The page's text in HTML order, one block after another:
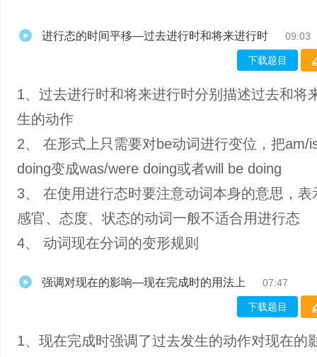
进行态的时间平移—过去进行时和将来进行时 09:03
下载题目
1、过去进行时和将来进行时分别描述过去和将
生的动作
2、 在形式上只需要对be动词进行变位，把am/
doing变成was/were doing或者will be doing
3、 在使用进行态时要注意动词本身的意思，表
感官、态度、状态的动词一般不适合用进行态
4、 动词现在分词的变形规则
强调对现在的影响—现在完成时的用法上 07:47
下载题目
1、现在完成时强调了过去发生的动作对现在的